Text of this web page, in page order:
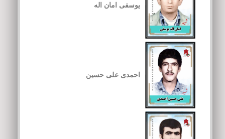
یوسفی امان اله
احمدی علی حسین